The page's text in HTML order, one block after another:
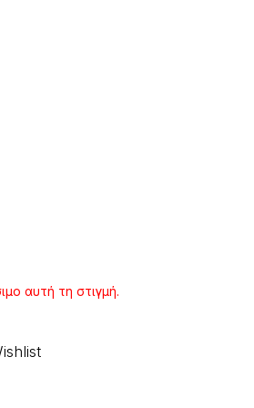
αυτή τη στιγμή.